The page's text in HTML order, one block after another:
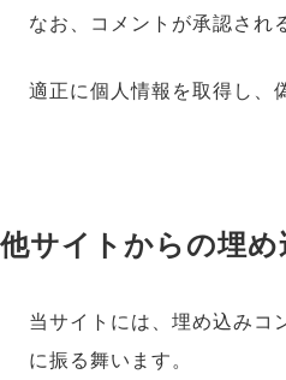
なお、コメントが承認され
適正に個人情報を取得し、
他サイトからの埋
当サイトには、埋め込みコ
に振る舞います。